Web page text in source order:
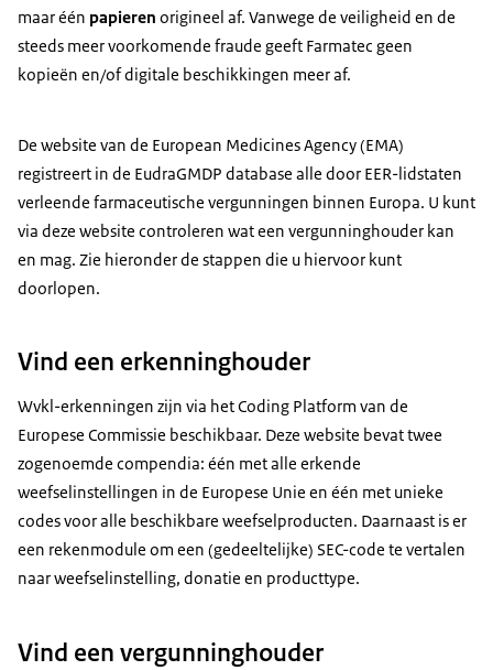
maar één papieren origineel af. Vanwege de veiligheid en de
steeds meer voorkomende fraude geeft Farmatec geen
kopieën en/of digitale beschikkingen meer af.
De website van de European Medicines Agency (EMA)
registreert in de EudraGMDP database alle door EER-lidstaten
verleende farmaceutische vergunningen binnen Europa. U kunt
via deze website controleren wat een vergunninghouder kan
en mag. Zie hieronder de stappen die u hiervoor kunt
doorlopen.
Vind een erkenninghouder
Wvkl-erkenningen zijn via het Coding Platform van de
Europese Commissie beschikbaar. Deze website bevat twee
zogenoemde compendia: één met alle erkende
weefselinstellingen in de Europese Unie en één met unieke
codes voor alle beschikbare weefselproducten. Daarnaast is er
een rekenmodule om een (gedeeltelijke) SEC-code te vertalen
naar weefselinstelling, donatie en producttype.
Vind een vergunninghouder